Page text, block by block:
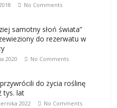
No Comments
samotny słoń świata”
do rezerwatu w
2020 No Comments
do życia roślinę
tys. lat
2022 No Comments